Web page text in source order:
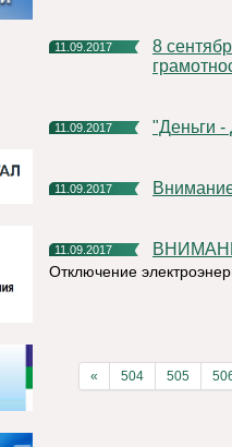
11.09.2017
8 сентября 2017г в России проходил День финансовой
11.09.2017 "Деньги
11.09.2017
11.09.2017
Отключение
« 504 505